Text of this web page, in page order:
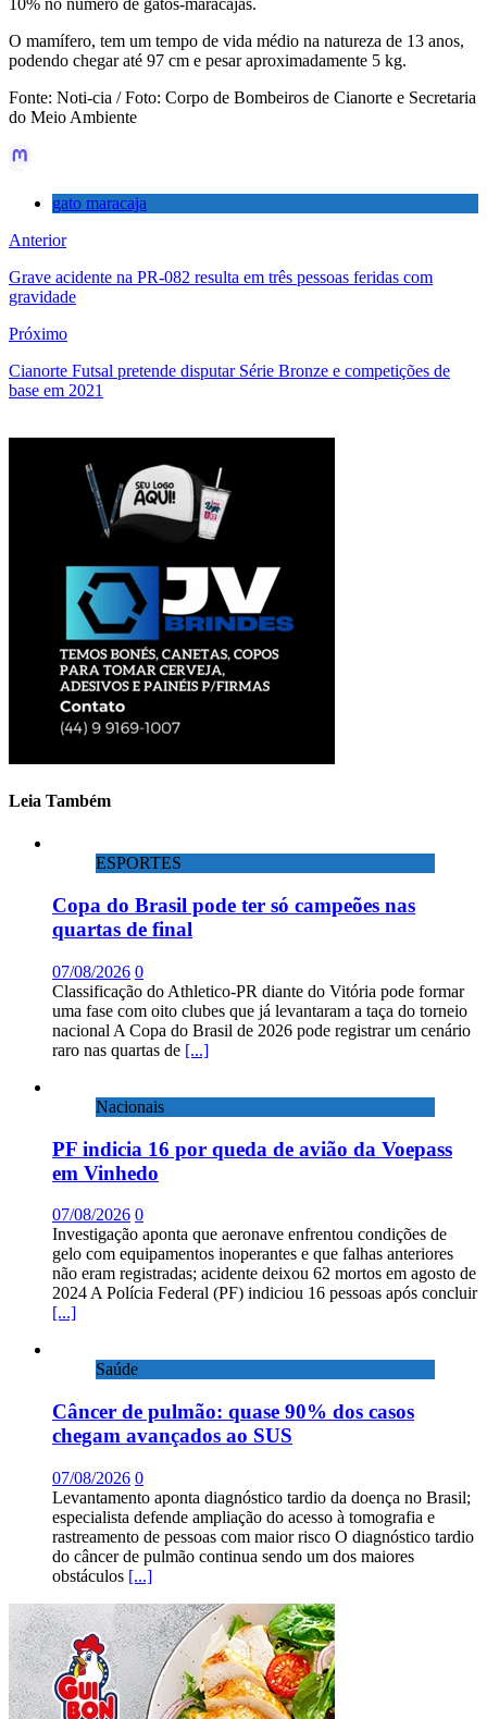
O mamífero, tem um tempo de vida médio na natureza de 13 anos,
podendo chegar até 97 cm e pesar aproximadamente 5 kg.
Fonte: Noti-cia / Foto: Corpo de Bombeiros de Cianorte e Secretaria
do Meio Ambiente
gato maracaja
Anterior
Grave acidente na PR-082 resulta em três pessoas feridas com
gravidade
Próximo
Cianorte Futsal pretende disputar Série Bronze e competições de
base em 2021
Leia Também
ESPORTES
Copa do Brasil pode ter só campeões nas
quartas de final
07/08/2026 0
Classificação do Athletico-PR diante do Vitória pode formar
uma fase com oito clubes que já levantaram a taça do torneio
nacional A Copa do Brasil de 2026 pode registrar um cenário
raro nas quartas de [...]
Nacionais
PF indicia 16 por queda de avião da Voepass
em Vinhedo
07/08/2026 0
Investigação aponta que aeronave enfrentou condições de
gelo com equipamentos inoperantes e que falhas anteriores
não eram registradas; acidente deixou 62 mortos em agosto de
2024 A Polícia Federal (PF) indiciou 16 pessoas após concluir
[...]
Saúde
Câncer de pulmão: quase 90% dos casos
chegam avançados ao SUS
07/08/2026 0
Levantamento aponta diagnóstico tardio da doença no Brasil;
especialista defende ampliação do acesso à tomografia e
rastreamento de pessoas com maior risco O diagnóstico tardio
do câncer de pulmão continua sendo um dos maiores
obstáculos [...]